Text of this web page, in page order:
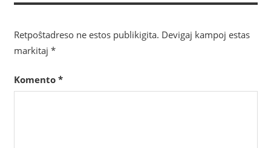
Retpoŝtadreso ne estos publikigita. Devigaj kampoj estas
markitaj *
Komento *